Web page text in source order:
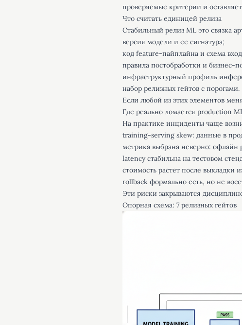
проверяемые критерии и
Что считать единицей релиза
Стабильный релиз ML это связка
версия модели и ее сигнатура;
код feature-пайплайна и схема
правила постобработки и бизнес-
инфраструктурный профиль
набор релизных гейтов с порогами.
Если любой из этих элементов
Где реально ломается production
На практике инциденты чаще
training-serving skew: данные в
метрика выбрана неверно: офлайн
latency стабильна на тестовом
стоимость растет после выкладки
rollback формально есть, но не
Эти риски закрываются
Опорная схема: 7 релизных гейтов